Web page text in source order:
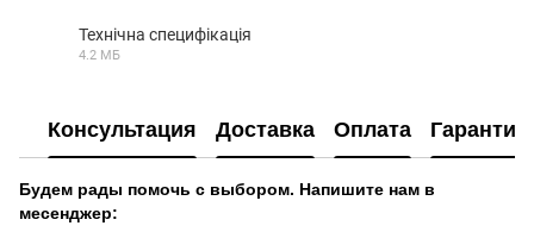
Технічна специфікація
4.2 МБ
Консультация Доставка Оплата Гарантия
Будем рады помочь с выбором. Напишите нам в
месенджер: